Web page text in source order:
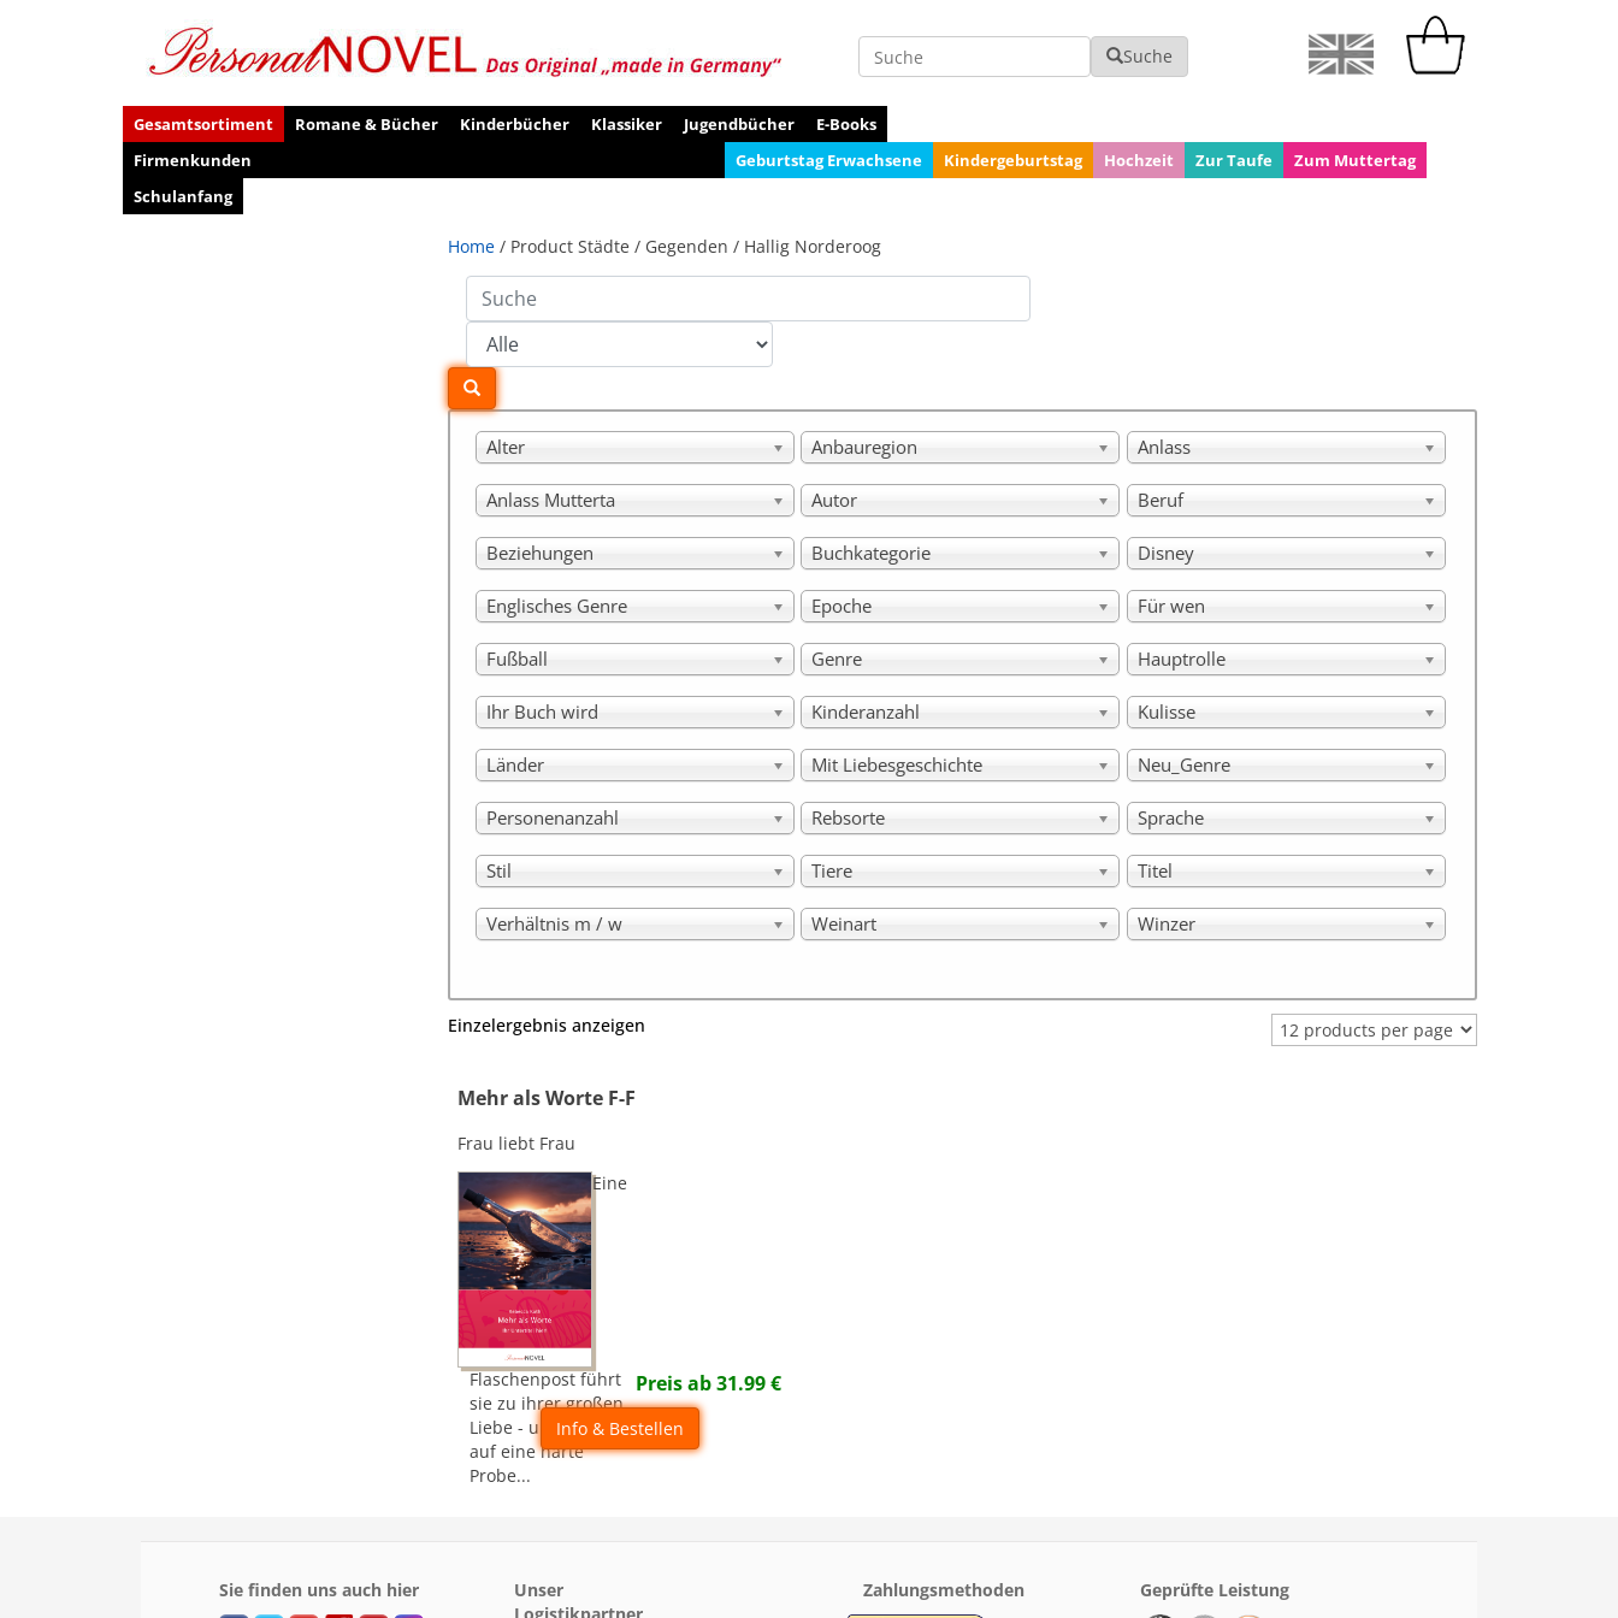
Suche Suche
Gesamtsortiment Romane & Bücher Kinderbücher Klassiker Jugendbücher
E-Books
Firmenkunden
Geburtstag Erwachsene Kindergeburtstag Hochzeit Zur Taufe
Zum Muttertag
Schulanfang
Home / Product Städte / Gegenden / Hallig Norderoog
Alter Anbauregion Anlass
Anlass Mutterta Autor Beruf
Beziehungen Buchkategorie Disney
Englisches Genre Epoche Für wen
Fußball Genre Hauptrolle
Ihr Buch wird Kinderanzahl Kulisse
Länder Mit Liebesgeschichte Neu_Genre
Personenanzahl Rebsorte Sprache
Stil Tiere Titel
Verhältnis m / w Weinart Winzer
Einzelergebnis anzeigen
Mehr als Worte F-F
Frau liebt Frau
Eine
Flaschenpost führt
sie zu ihrer großen
Liebe - und stellt sie
auf eine harte
Probe...
Preis ab31.99€
Info & Bestellen
Sie finden uns auch hier
Unser
Zahlungsmethoden Geprüfte Leistung